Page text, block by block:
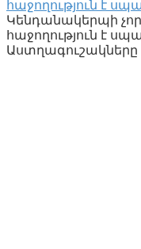
հաջողություն է
Կենդանակերպի
հաջողություն է